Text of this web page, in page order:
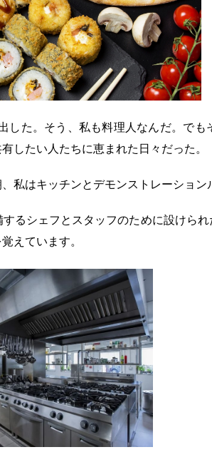
た。そう、私も料理人なんだ。で
したい人たちに恵まれた日々だった。
私はキッチンとデモンストレーション
るシェフとスタッフのために設けら
えています。